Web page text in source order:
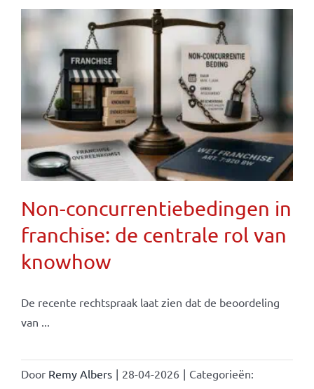
Non-concurrentiebedingen in
franchise: de centrale rol van
knowhow
De recente rechtspraak laat zien dat de beoordeling
van ...
Door Remy Albers | 28-04-2026 | Categorieën: